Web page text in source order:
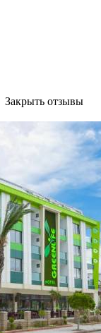
Закрыть отзывы